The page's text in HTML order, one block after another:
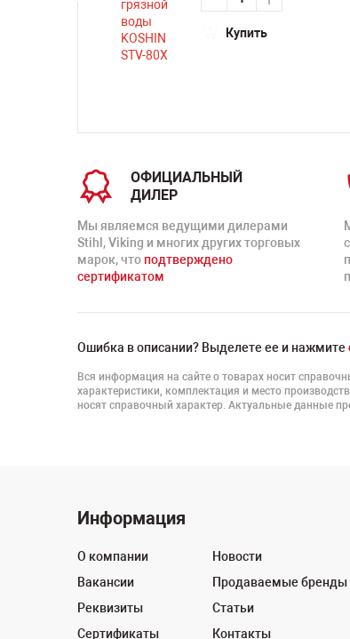
Купить
ОФИЦИАЛЬНЫЙ
ДИЛЕР
Мы являемся ведущими дилерами
Stihl, Viking и многих других торговых
марок, что подтверждено
сертификатом
Ошибка в описании? Выделете ее и нажмите
Вся информация на сайте о товарах носит
характеристики, комплектация и место
носят справочный характер. Актуальные данные
Информация
О компании
Вакансии
Реквизиты
Сертификаты
Новости
Продаваемые бренды
Статьи
Контакты